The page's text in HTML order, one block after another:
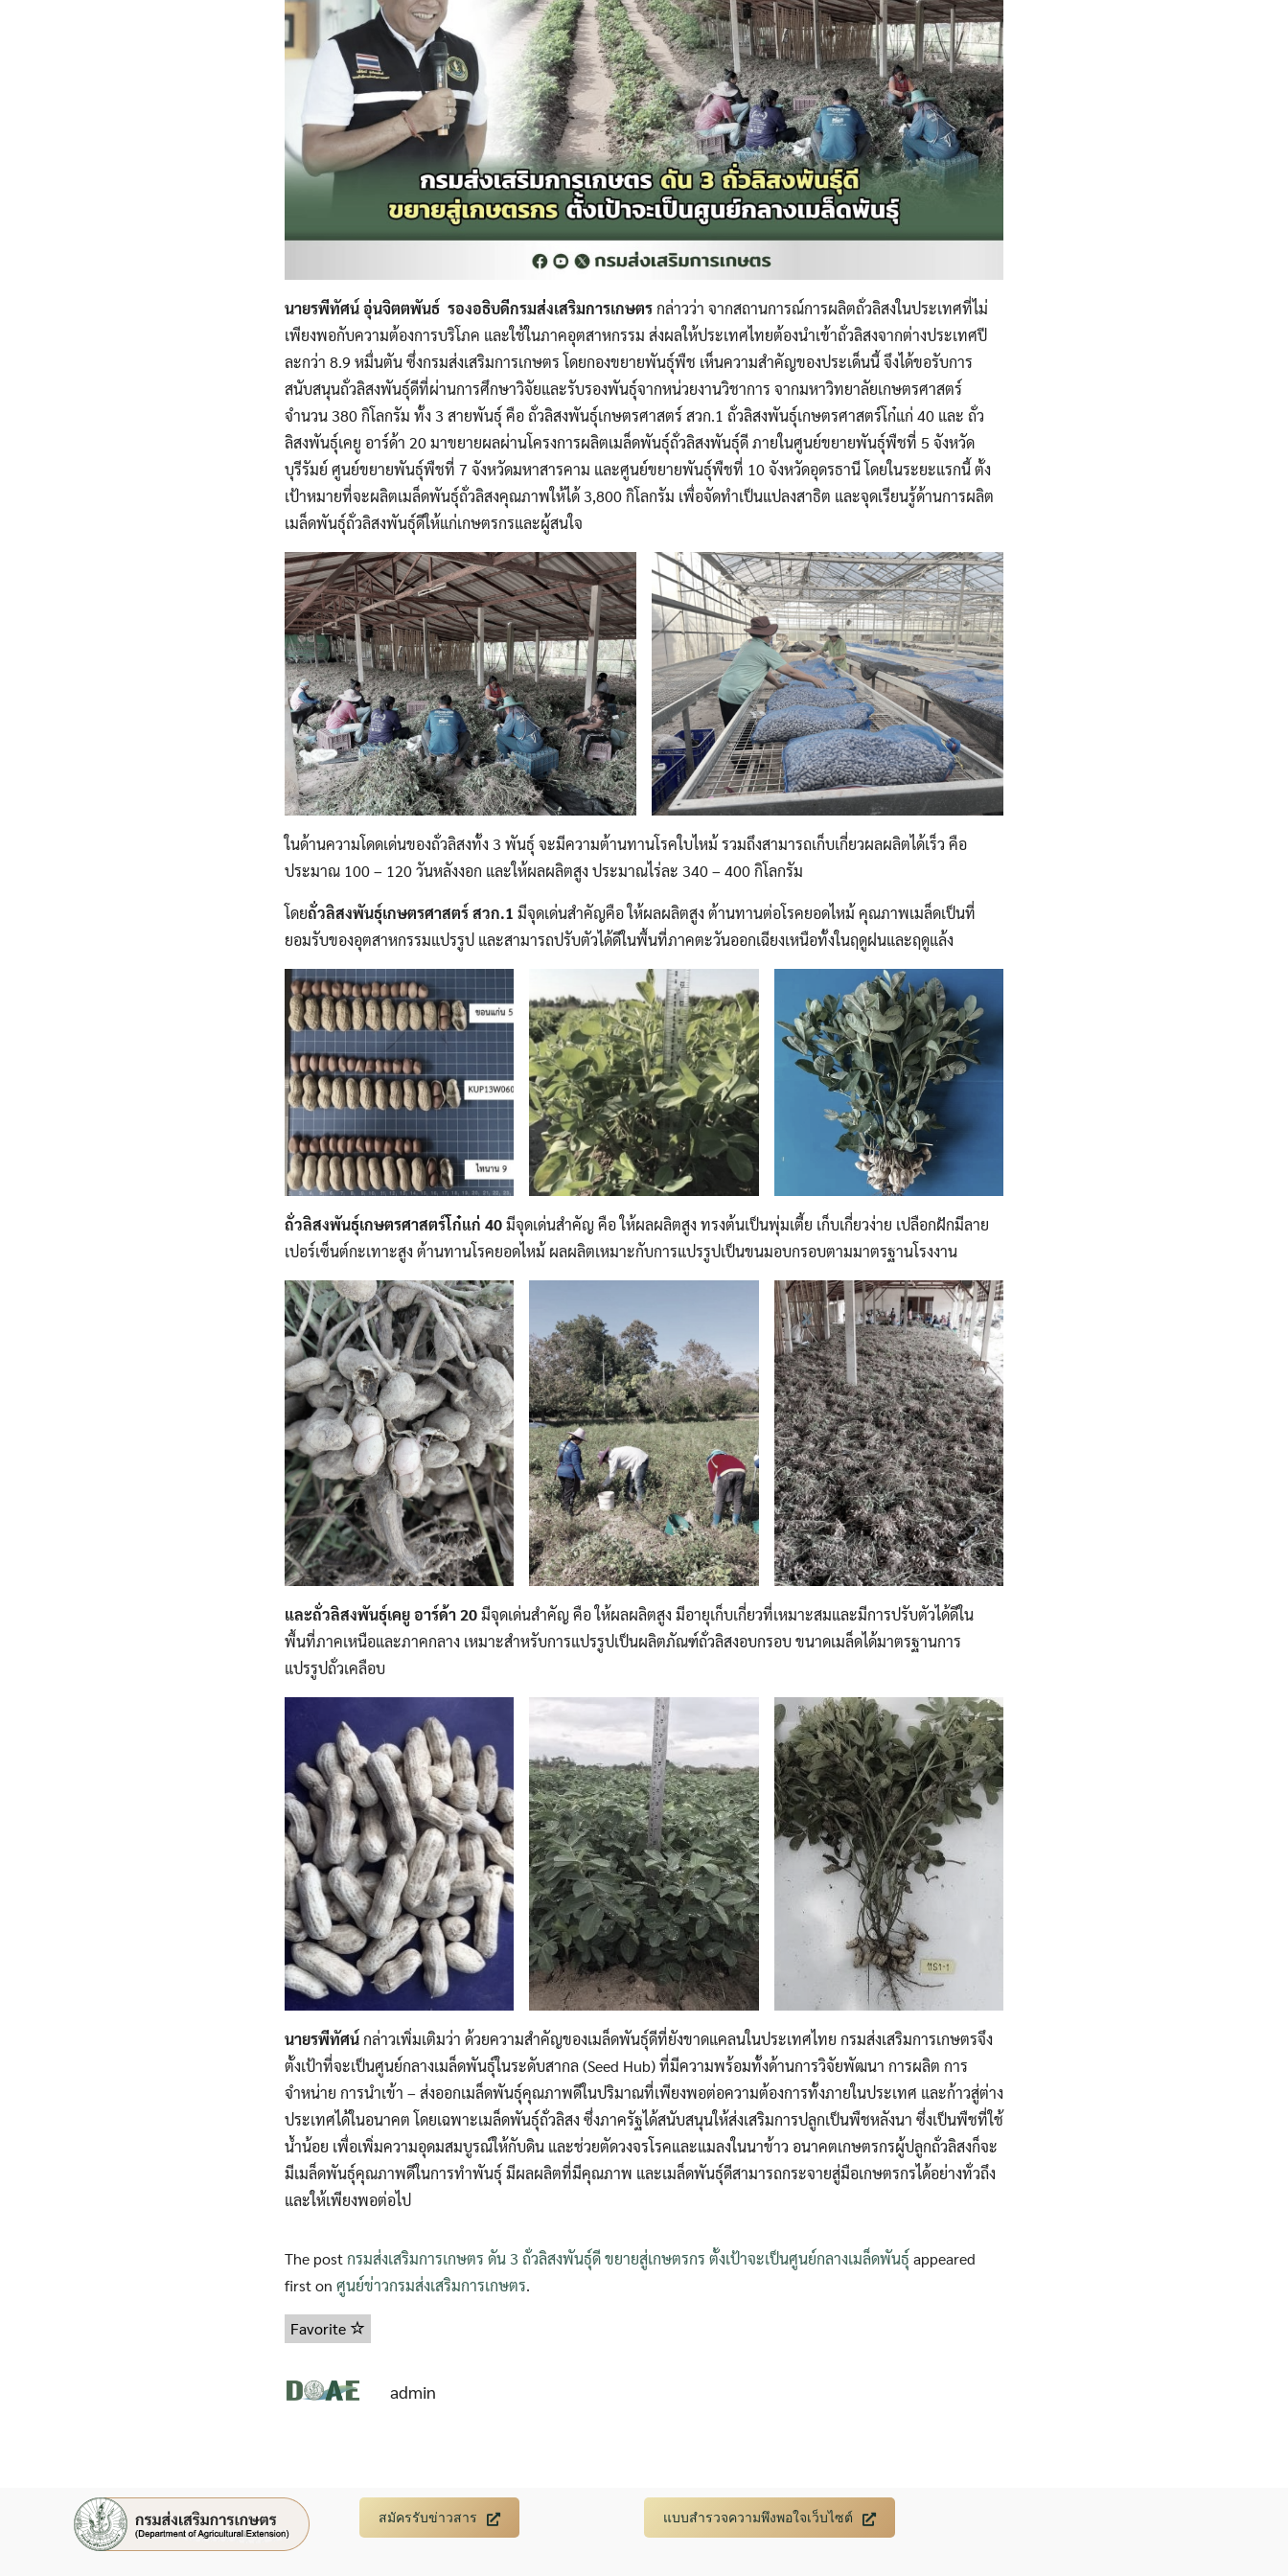
Search
for:
Search
นายรพีทัศน์ อุ่นจิตตพันธ์ รองอธิบดีกรมส่งเสริมการเกษตรกล่าวว่า จากสถานการณ์การผลิตถั่วลิสงในประเทศที่ไม่
เพียงพอกับความต้องการบริโภค และใช้ในภาคอุตสาหกรรม ส่งผลให้ประเทศไทยต้องนำเข้าถั่วลิสงจากต่างประเทศปี
ละกว่า 8.9 หมื่นตัน ซึ่งกรมส่งเสริมการเกษตร โดยกองขยายพันธุ์พืช เห็นความสำคัญของประเด็นนี้ จึงได้ขอรับการ
สนับสนุนถั่วลิสงพันธุ์ดีที่ผ่านการศึกษาวิจัยและรับรองพันธุ์จากหน่วยงานวิชาการ จากมหาวิทยาลัยเกษตรศาสตร์
จำนวน 380 กิโลกรัม ทั้ง 3 สายพันธุ์ คือ ถั่วลิสงพันธุ์เกษตรศาสตร์ สวก.1 ถั่วลิสงพันธุ์เกษตรศาสตร์โก๋แก่ 40 และ ถั่ว
ลิสงพันธุ์เคยู อาร์ด้า 20 มาขยายผลผ่านโครงการผลิตเมล็ดพันธุ์ถั่วลิสงพันธุ์ดี ภายในศูนย์ขยายพันธุ์พืชที่ 5 จังหวัด
บุรีรัมย์ ศูนย์ขยายพันธุ์พืชที่ 7 จังหวัดมหาสารคาม และศูนย์ขยายพันธุ์พืชที่ 10 จังหวัดอุดรธานี โดยในระยะแรกนี้ ตั้ง
เป้าหมายที่จะผลิตเมล็ดพันธุ์ถั่วลิสงคุณภาพให้ได้ 3,800 กิโลกรัม เพื่อจัดทำเป็นแปลงสาธิต และจุดเรียนรู้ด้านการผลิต
เมล็ดพันธุ์ถั่วลิสงพันธุ์ดีให้แก่เกษตรกรและผู้สนใจ
ในด้านความโดดเด่นของถั่วลิสงทั้ง 3 พันธุ์ จะมีความต้านทานโรคใบไหม้ รวมถึงสามารถเก็บเกี่ยวผลผลิตได้เร็ว คือ
ประมาณ 100 – 120 วันหลังงอก และให้ผลผลิตสูง ประมาณไร่ละ 340 – 400 กิโลกรัม
โดยถั่วลิสงพันธุ์เกษตรศาสตร์ สวก.1 มีจุดเด่นสำคัญคือ ให้ผลผลิตสูง ต้านทานต่อโรคยอดไหม้ คุณภาพเมล็ดเป็นที่
ยอมรับของอุตสาหกรรมแปรรูป และสามารถปรับตัวได้ดีในพื้นที่ภาคตะวันออกเฉียงเหนือทั้งในฤดูฝนและฤดูแล้ง
ถั่วลิสงพันธุ์เกษตรศาสตร์โก๋แก่ 40มีจุดเด่นสำคัญ คือ ให้ผลผลิตสูง ทรงต้นเป็นพุ่มเตี้ย เก็บเกี่ยวง่าย เปลือกฝักมีลาย
เปอร์เซ็นต์กะเทาะสูง ต้านทานโรคยอดไหม้ ผลผลิตเหมาะกับการแปรรูปเป็นขนมอบกรอบตามมาตรฐานโรงงาน
และถั่วลิสงพันธุ์เคยู อาร์ด้า20มีจุดเด่นสำคัญ คือ ให้ผลผลิตสูง มีอายุเก็บเกี่ยวที่เหมาะสมและมีการปรับตัวได้ดีใน
พื้นที่ภาคเหนือและภาคกลาง เหมาะสำหรับการแปรรูปเป็นผลิตภัณฑ์ถั่วลิสงอบกรอบ ขนาดเมล็ดได้มาตรฐานการ
แปรรูปถั่วเคลือบ
นายรพีทัศน์กล่าวเพิ่มเติมว่า ด้วยความสำคัญของเมล็ดพันธุ์ดีที่ยังขาดแคลนในประเทศไทย กรมส่งเสริมการเกษตรจึง
ตั้งเป้าที่จะเป็นศูนย์กลางเมล็ดพันธุ์ในระดับสากล (Seed Hub) ที่มีความพร้อมทั้งด้านการวิจัยพัฒนา การผลิต การ
จำหน่าย การนำเข้า – ส่งออกเมล็ดพันธุ์คุณภาพดีในปริมาณที่เพียงพอต่อความต้องการทั้งภายในประเทศ และก้าวสู่ต่าง
ประเทศได้ในอนาคต โดยเฉพาะเมล็ดพันธุ์ถั่วลิสง ซึ่งภาครัฐได้สนับสนุนให้ส่งเสริมการปลูกเป็นพืชหลังนา ซึ่งเป็นพืชที่ใช้
น้ำน้อย เพื่อเพิ่มความอุดมสมบูรณ์ให้กับดิน และช่วยตัดวงจรโรคและแมลงในนาข้าว อนาคตเกษตรกรผู้ปลูกถั่วลิสงก็จะ
มีเมล็ดพันธุ์คุณภาพดีในการทำพันธุ์ มีผลผลิตที่มีคุณภาพ และเมล็ดพันธุ์ดีสามารถกระจายสู่มือเกษตรกรได้อย่างทั่วถึง
และให้เพียงพอต่อไป
The postกรมส่งเสริมการเกษตร ดัน 3 ถั่วลิสงพันธุ์ดี ขยายสู่เกษตรกร ตั้งเป้าจะเป็นศูนย์กลางเมล็ดพันธุ์ appeared
first on ศูนย์ข่าวกรมส่งเสริมการเกษตร.
Favorite
admin
สมัครรับข่าวสาร แบบสำรวจความพึงพอใจเว็บไซต์